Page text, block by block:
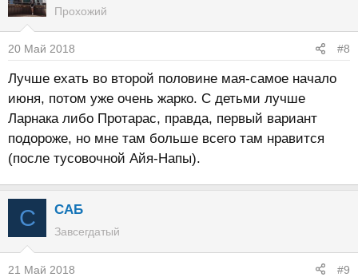
Прохожий
20 Май 2018 #8
Лучше ехать во второй половине мая-самое начало
июня, потом уже очень жарко. С детьми лучше
Ларнака либо Протарас, правда, первый вариант
подороже, но мне там больше всего там нравится
(после тусовочной Айя-Напы).
С САБ
Завсегдатый
21 Май 2018 #9